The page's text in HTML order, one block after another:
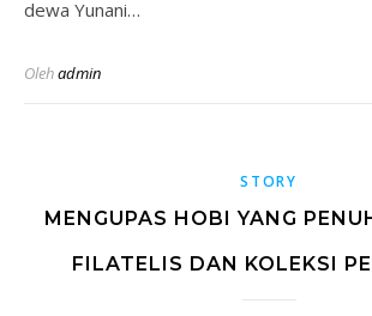
dewa Yunani…
Olehadmin
STORY
MENGUPAS HOBI YANG
FILATELIS DAN KOLEKSI